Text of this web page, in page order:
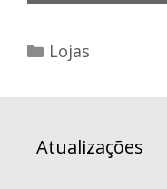
Categorias
Lojas
Atualizações